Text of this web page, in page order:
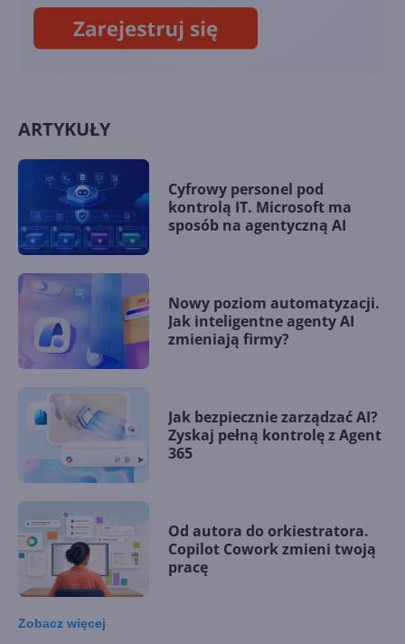
ARTYKUŁY
Cyfrowy personel pod
kontrolą IT. Microsoft ma
sposób na agentyczną AI
Nowy poziom automatyzacji.
Jak inteligentne agenty AI
zmieniają firmy?
Jak bezpiecznie zarządzać AI?
Zyskaj pełną kontrolę z Agent
365
Od autora do orkiestratora.
Copilot Cowork zmieni twoją
pracę
Zobacz więcej